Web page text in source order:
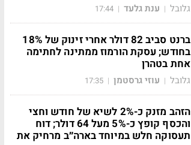
גלובל | ענת גלעד |
17:44
ברנט סביב 82 דולר אחרי זינוק של 18%
בחודש; עסקת הורמוז ממתינה לחתימה
אחת בטהרן
גלובל | עוזי גרסטמן |
17:35
הזהב מזנק כ-2% לשיא של חודש וחצי
והכסף קופץ כ-5% מעל 64 דולר; דוח
תעסוקה חלש במיוחד בארה״ב מרחיק את